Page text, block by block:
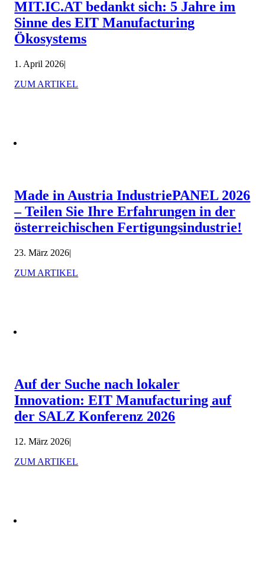
MIT.IC.AT bedankt sich: 5 Jahre im
Sinne des EIT Manufacturing
Ökosystems
1. April 2026|
ZUM ARTIKEL
Made in Austria IndustriePANEL 2026
– Teilen Sie Ihre Erfahrungen in der
österreichischen Fertigungsindustrie!
23. März 2026|
ZUM ARTIKEL
Auf der Suche nach lokaler
Innovation: EIT Manufacturing auf
der SALZ Konferenz 2026
12. März 2026|
ZUM ARTIKEL